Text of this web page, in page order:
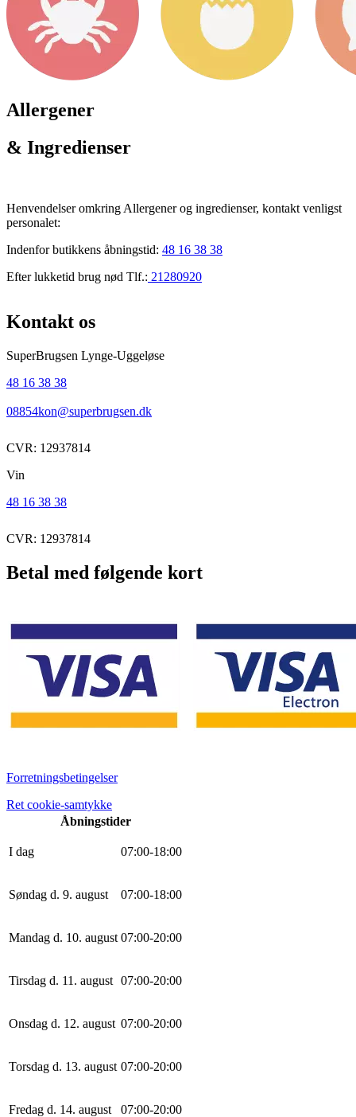
Allergener
& Ingredienser
Henvendelser omkring Allergener og ingredienser, kontakt venligst
personalet:
Indenfor butikkens åbningstid: 48 16 38 38
Efter lukketid brug nød Tlf.: 21280920
Kontakt os
SuperBrugsen Lynge-Uggeløse
48 16 38 38
08854kon@superbrugsen.dk
CVR: 12937814
Vin
48 16 38 38
CVR: 12937814
Betal med følgende kort
Forretningsbetingelser
Ret cookie-samtykke
Åbningstider
I dag 07:00-18:00
Søndag d. 9. august 07:00-18:00
Mandag d. 10. august 07:00-20:00
Tirsdag d. 11. august 07:00-20:00
Onsdag d. 12. august 07:00-20:00
Torsdag d. 13. august 07:00-20:00
Fredag d. 14. august 07:00-20:00